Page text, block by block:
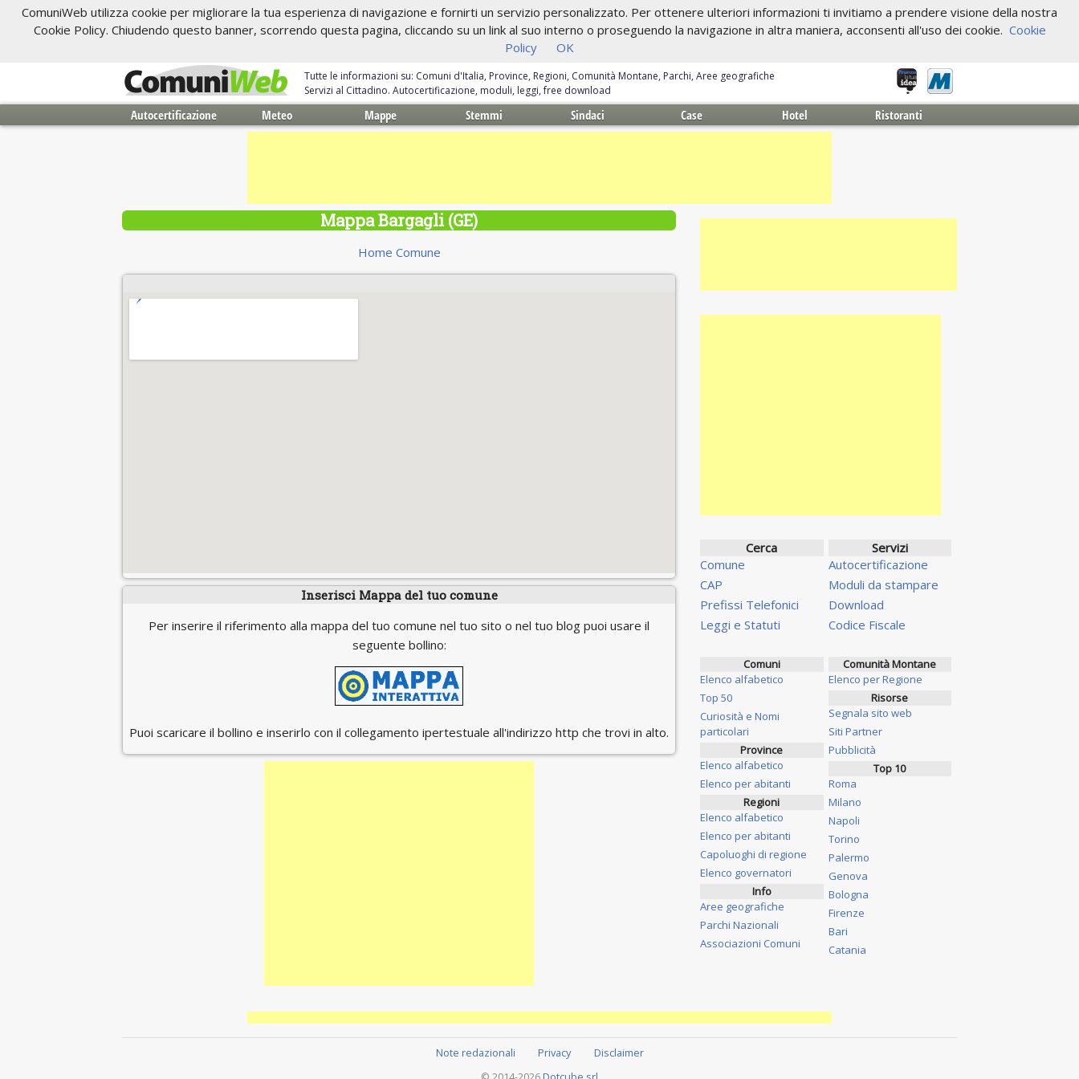
ComuniWeb utilizza cookie per migliorare la tua esperienza di navigazione e fornirti un servizio personalizzato. Per ottenere ulteriori informazioni ti invitiamo a prendere visione della nostra
Cookie Policy. Chiudendo questo banner, scorrendo questa pagina, cliccando su un link al suo interno o proseguendo la navigazione in altra maniera, acconsenti all'uso dei cookie. Cookie
Policy
OK
Tutte le informazioni su: Comuni d'Italia, Province, Regioni, Comunità Montane, Parchi, Aree geografiche
Servizi al Cittadino. Autocertificazione, moduli, leggi, free download
Autocertificazione Meteo Mappe Stemmi Sindaci Case Hotel Ristoranti
Mappa Bargagli (GE)
Home Comune
Inserisci Mappa del tuo comune
Per inserire il riferimento alla mappa del tuo comune nel tuo sito o nel tuo blog puoi usare il
seguente bollino:
Puoi scaricare il bollino e inserirlo con il collegamento ipertestuale all'indirizzo http che trovi in alto.
Cerca
Comune
CAP
Prefissi Telefonici
Leggi e Statuti
Servizi
Autocertificazione
Moduli da stampare
Download
Codice Fiscale
Comuni
Elenco alfabetico
Top 50
Curiosità e Nomi
particolari
Province
Elenco alfabetico
Elenco per abitanti
Regioni
Elenco alfabetico
Elenco per abitanti
Capoluoghi di regione
Elenco governatori
Info
Aree geografiche
Parchi Nazionali
Associazioni Comuni
Comunità Montane
Elenco per Regione
Risorse
Segnala sito web
Siti Partner
Pubblicità
Top 10
Roma
Milano
Napoli
Torino
Palermo
Genova
Bologna
Firenze
Bari
Catania
Note redazionali Privacy
Disclaimer